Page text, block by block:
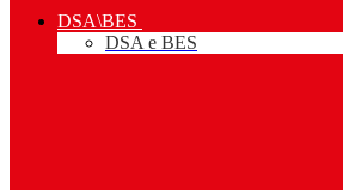
DSA\BES
DSA e BES